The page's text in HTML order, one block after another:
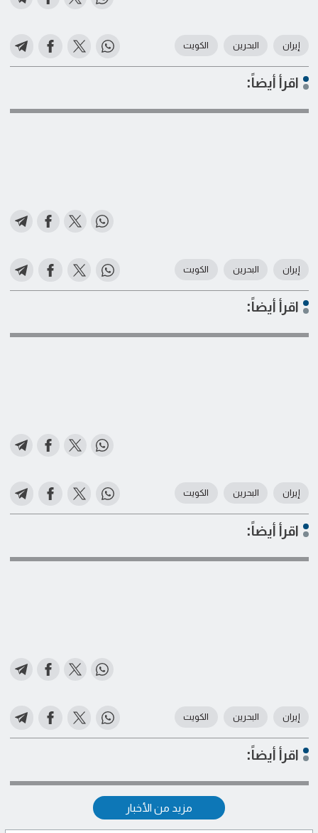
إيران البحرين الكويت
اقرأ أيضاً:
إيران البحرين الكويت
اقرأ أيضاً:
إيران البحرين الكويت
اقرأ أيضاً:
إيران البحرين الكويت
اقرأ أيضاً:
مزيد من الأخبار